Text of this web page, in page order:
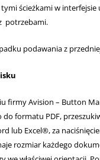
ścieżkami w
potrzebami.
podawania z
firmy Avision – Button
formatu PDF,
lub Excel®, za
rozmiar każdego